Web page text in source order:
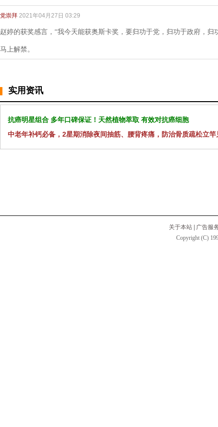
党崇拜 2021年04月27日 03:29
赵婷的获奖感言，“我今天能获奥斯卡奖，要归功于党，归功于政府，归
马上解禁。
实用资讯
抗癌明星组合 多年口碑保证！天然植物萃取 有效对抗癌细胞
中老年补钙必备，2星期消除夜间抽筋、腰背疼痛，防治骨质疏松立竿
关于本站
广告服
Copyright (C)